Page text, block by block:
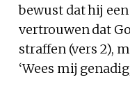
bewust dat hij
vertrouwen dat
straffen (vers 2),
‘Wees mij